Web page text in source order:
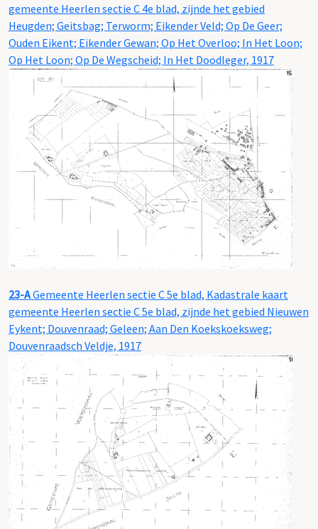
gemeente Heerlen sectie C 4e blad, zijnde het gebied
Heugden; Geitsbag; Terworm; Eikender Veld; Op De Geer;
Ouden Eikent; Eikender Gewan; Op Het Overloo; In Het Loon;
Op Het Loon; Op De Wegscheid; In Het Doodleger, 1917
23-AGemeente Heerlen sectie C 5e blad, Kadastrale kaart
gemeente Heerlen sectie C 5e blad, zijnde het gebied Nieuwen
Eykent; Douvenraad; Geleen; Aan Den Koekskoeksweg;
Douvenraadsch Veldje, 1917